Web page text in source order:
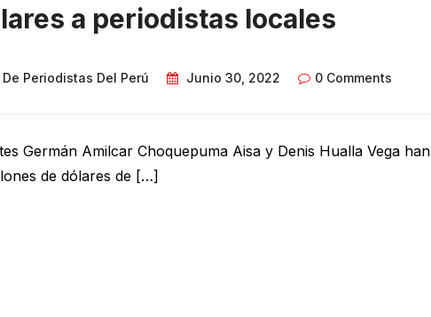
a periodistas locales
Periodistas Del Perú Junio 30, 2022 0 Comments
Germán Amilcar Choquepuma Aisa y Denis Hualla Vega han
de dólares de […]